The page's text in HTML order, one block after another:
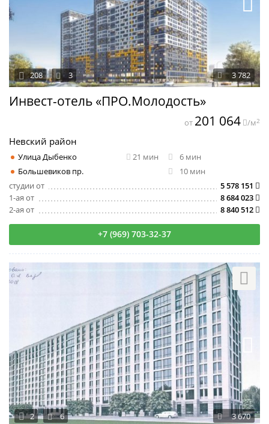
Инвест-отель «ПРО.Молодость»
3 782
208 3
Невский район
Улица Дыбенко 21 мин
6 мин
Большевиков пр.
10 мин
студии от
5 578 151
1-ая от
8 684 023
2-ая от
8 840 512
от 201 064 /м2
+7 (969) 703-32-37
3 670
2 6